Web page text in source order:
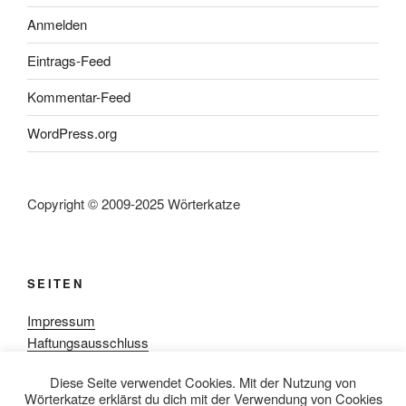
Anmelden
Eintrags-Feed
Kommentar-Feed
WordPress.org
Copyright © 2009-2025 Wörterkatze
SEITEN
Impressum
Haftungsausschluss
Rezensionpolitik
Diese Seite verwendet Cookies. Mit der Nutzung von
Wörterkatze erklärst du dich mit der Verwendung von Cookies